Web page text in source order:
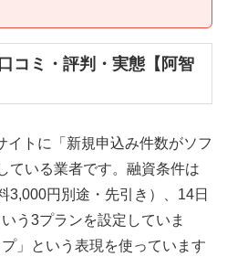
コミ・評判・実態【阿智
イトに「新規申込み件数がソフ
ている業者です。融資条件は
3,000円別途・先引き）、14日
う3プランを設定していま
」という表現を使っています